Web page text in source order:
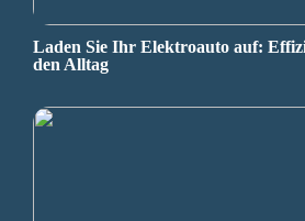
Laden Sie Ihr Elektroauto auf:
den Alltag